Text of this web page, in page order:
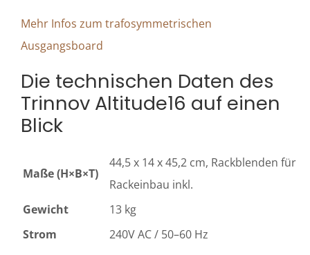
Mehr Infos zum trafosymmetrischen
Ausgangsboard
Die technischen Daten des
Trinnov Altitude16 auf einen
Blick
Maße (H×B×T)
44,5 x 14 x 45,2 cm, Rackblenden für
Rackeinbau inkl.
Gewicht
13 kg
Strom
240V AC / 50–60 Hz